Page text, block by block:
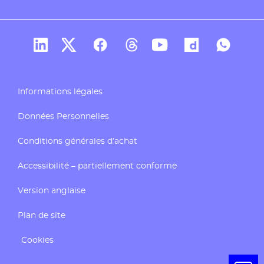
Ouvrir
Compte Linkedin de Docaposte
Compte X de Docaposte
Compte Facebook de Docaposte
Compte Threads de
Compte Youtube de
CompteCompte
Informations légales
Données Personnelles
Conditions générales d’achat
Accessibilité – partiellement conforme
Version anglaise
Plan de site
Cookies